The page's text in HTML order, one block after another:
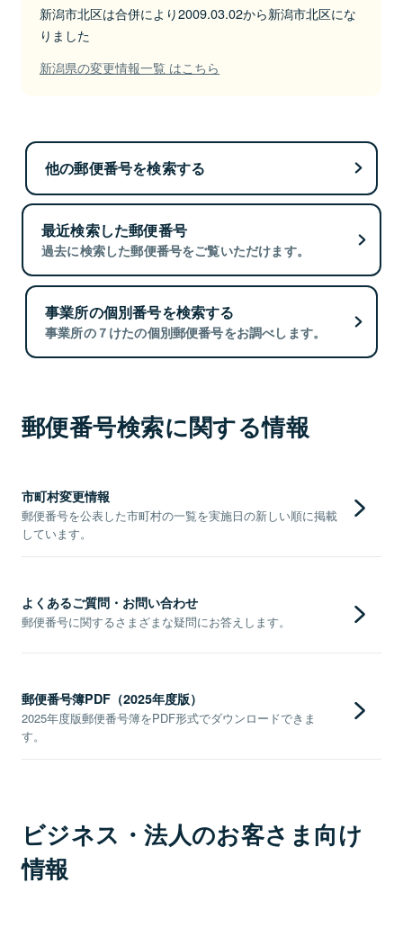
新潟市北区は合併により2009.03.02から新潟市北区にな
りました
新潟県の変更情報一覧 はこちら
他の郵便番号を検索する
最近検索した郵便番号
過去に検索した郵便番号をご覧いただけます。
事業所の個別番号を検索する
事業所の７けたの個別郵便番号をお調べします。
郵便番号検索に関する情報
市町村変更情報
郵便番号を公表した市町村の一覧を実施日の新しい順に掲載
しています。
よくあるご質問・お問い合わせ
郵便番号に関するさまざまな疑問にお答えします。
郵便番号簿PDF（2025年度版）
2025年度版郵便番号簿をPDF形式でダウンロードできま
す。
ビジネス・法人のお客さま向け
情報